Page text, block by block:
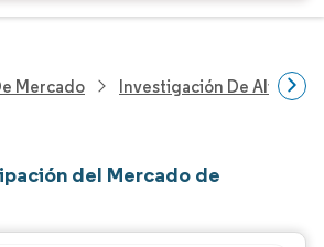
Mercado Investigación De
del Mercado de